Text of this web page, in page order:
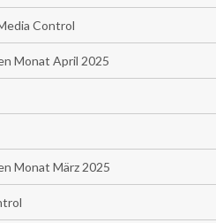
Control
Monat April 2025
Monat März 2025